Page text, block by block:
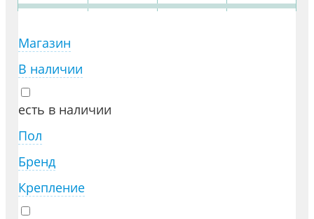
Магазин
В наличии
есть в наличии
Пол
Бренд
Крепление